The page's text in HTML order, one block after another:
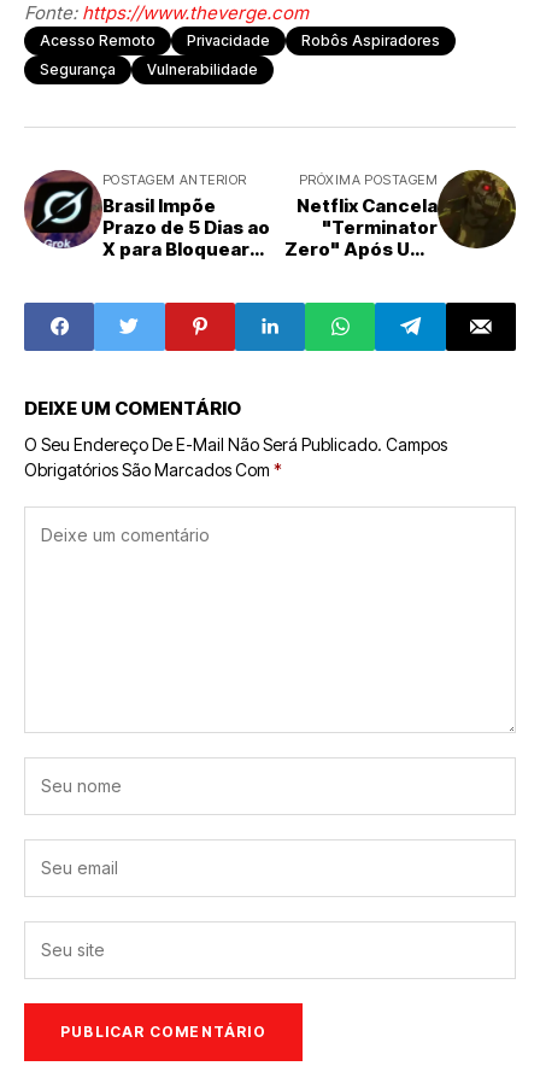
Fonte: https://www.theverge.com
Acesso Remoto Privacidade
Robôs Aspiradores
Segurança
Vulnerabilidade
POSTAGEM ANTERIOR
Brasil Impõe
Prazo de 5 Dias ao
X para Bloquear
PRÓXIMA POSTAGEM
Netflix Cancela
"Terminator
Zero" Após Uma
Roteiros
Avançados
DEIXE UM COMENTÁRIO
O Seu Endereço De E-Mail Não Será Publicado. Campos
Obrigatórios São Marcados Com *